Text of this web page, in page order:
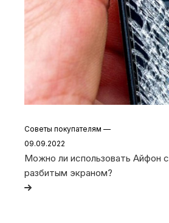
Советы покупателям —
09.09.2022
Можно ли использовать Айфон с
разбитым экраном?